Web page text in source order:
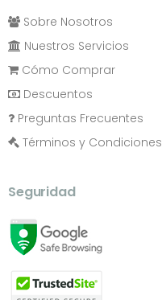
Sobre Nosotros
Nuestros Servicios
Cómo Comprar
Descuentos
Preguntas Frecuentes
Términos y Condiciones
Seguridad